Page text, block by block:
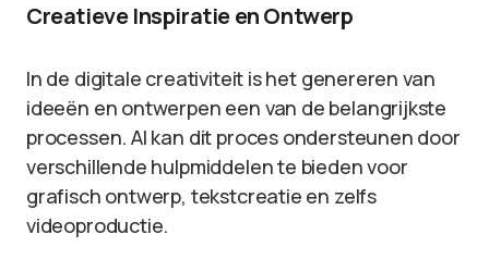
Creatieve Inspiratie en Ontwerp
In de digitale creativiteit is het genereren van
ideeën en ontwerpen een van de belangrijkste
processen. AI kan dit proces ondersteunen door
verschillende hulpmiddelen te bieden voor
grafisch ontwerp, tekstcreatie en zelfs
videoproductie.